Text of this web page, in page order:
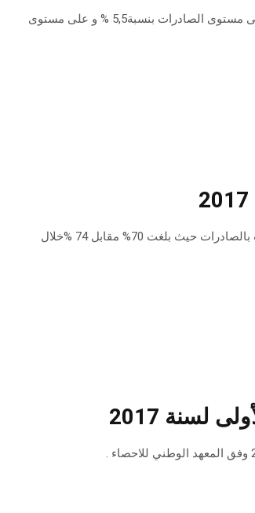
سجل التبادل التجاري مع الخارجي بالاسعار القارة خلال الاشهر الثمانية الاولى من سنة 2017 ارتفاعا على مستوى الصادرات بنسبة5,5 % و على مستوى
سجّل الميزان التجاري الغذائي خلال الثمانية أشهر الأولى من سنة 2017 تراجعا في نسبة تغطية الواردات بالصادرات حيث بلغت 70% مقابل 74 %خلال